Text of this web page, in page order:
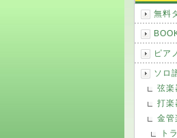
無料
ピア
ソロ
弦楽
打楽
金管
ト